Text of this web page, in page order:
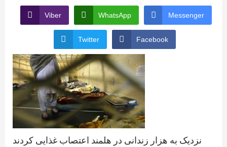
Viber WhatsApp Messenger
Twitter Facebook
نزدیک به هزار زندانی در هلمند اعتصاب غذایی کردند